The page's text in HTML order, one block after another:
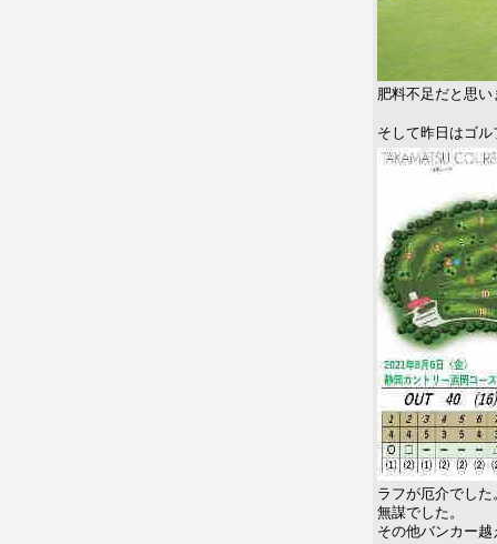
肥料不足だと思い
そして昨日はゴ
ラフが厄介でし
無謀でした。
その他バンカー